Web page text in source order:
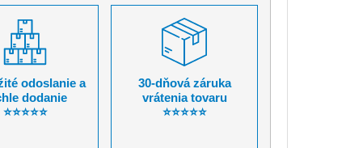
odoslanie a
dodanie
⭐⭐⭐⭐⭐
30-dňová záruka
vrátenia tovaru
⭐⭐⭐⭐⭐